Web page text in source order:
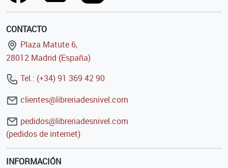
CONTACTO
Plaza Matute 6,
28012 Madrid (España)
Tel.: (+34) 91 369 42 90
clientes@libreriadesnivel.com
pedidos@libreriadesnivel.com
(pedidos de internet)
INFORMACIÓN